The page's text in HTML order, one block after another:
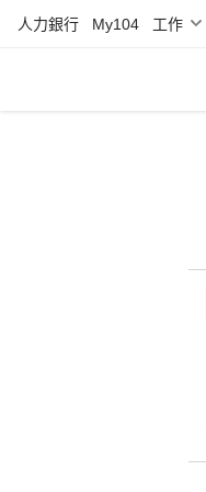
人力銀行 My104 工作